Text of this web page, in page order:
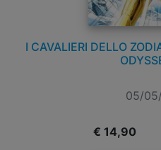
I CAVALIERI DELLO
05/
€ 14,90